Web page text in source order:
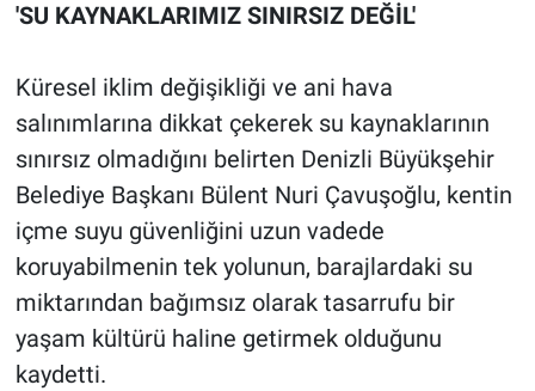
'SU KAYNAKLARIMIZ SINIRSIZ DEĞİL'
Küresel iklim değişikliği ve ani hava
salınımlarına dikkat çekerek su kaynaklarının
sınırsız olmadığını belirten Denizli Büyükşehir
Belediye Başkanı Bülent Nuri Çavuşoğlu, kentin
içme suyu güvenliğini uzun vadede
koruyabilmenin tek yolunun, barajlardaki su
miktarından bağımsız olarak tasarrufu bir
yaşam kültürü haline getirmek olduğunu
kaydetti.